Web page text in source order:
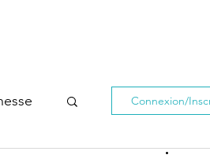
Connexion/